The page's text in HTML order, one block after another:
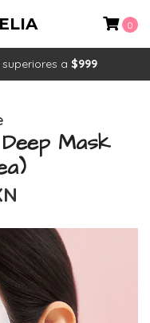
a $999
0
Mask